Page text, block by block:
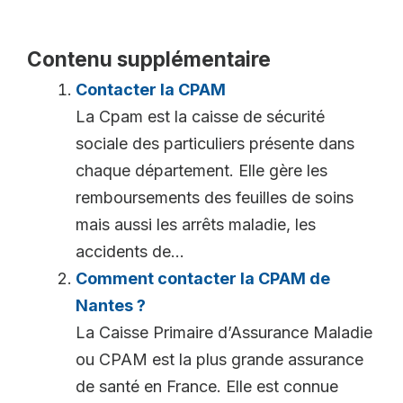
Contenu supplémentaire
Contacter la CPAM
La Cpam est la caisse de sécurité
sociale des particuliers présente dans
chaque département. Elle gère les
remboursements des feuilles de soins
mais aussi les arrêts maladie, les
accidents de...
Comment contacter la CPAM de
Nantes ?
La Caisse Primaire d’Assurance Maladie
ou CPAM est la plus grande assurance
de santé en France. Elle est connue